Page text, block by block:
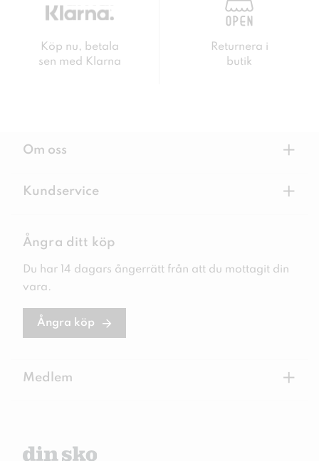
Köp nu, betala
sen med Klarna
Returnera i
butik
Om oss +
Kundservice +
Ångra ditt köp
Du har 14 dagars ångerrätt från att du mottagit din
vara.
Ångra köp
Medlem +